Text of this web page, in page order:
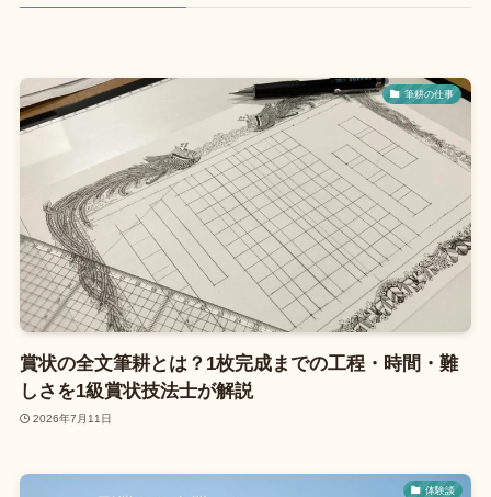
筆耕の仕事
賞状の全文筆耕とは？1枚完成までの工程・時間・難
しさを1級賞状技法士が解説
2026年7月11日
体験談